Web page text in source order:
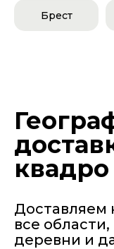
Брест
Доставляем
все
деревни и